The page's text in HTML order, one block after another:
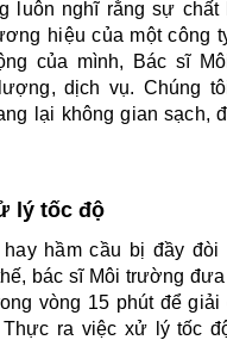
luôn nghĩ rằng sự
hiệu của một công
của mình, Bác sĩ
dịch vụ. Chúng
lại không gian sạch,
lý tốc độ
hay hầm cầu bị đầy
bác sĩ Môi trường
vòng 15 phút để
Thực ra việc xử lý tốc